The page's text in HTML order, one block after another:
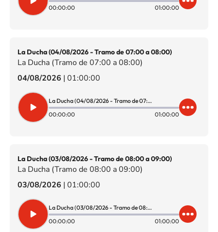
00:00:00
01:00:00
La Ducha (04/08/2026 - Tramo de 07:00 a 08:00)
La Ducha (Tramo de 07:00 a 08:00)
04/08/2026 | 01:00:00
La Ducha (04/08/2026 - Tramo de 07:00 a 08:00)
00:00:00
01:00:00
La Ducha (03/08/2026 - Tramo de 08:00 a 09:00)
La Ducha (Tramo de 08:00 a 09:00)
03/08/2026 | 01:00:00
La Ducha (03/08/2026 - Tramo de 08:00 a 09:00)
00:00:00
01:00:00